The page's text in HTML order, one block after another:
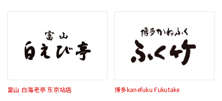
富山 白海老亭 东京站店 博多kanefuku Fukutake